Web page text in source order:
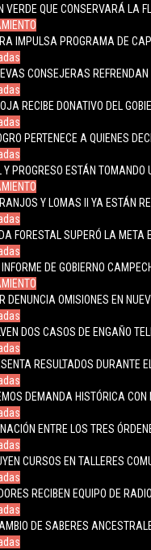
VERDE QUE CONSERVARÁ LA
IMPULSA PROGRAMA DE
CONSEJERAS
RECIBE DONATIVO DEL
PERTENECE A QUIENES
Y PROGRESO ESTÁN
Y LOMAS II YA ESTÁN
FORESTAL SUPERÓ LA META
DE GOBIERNO
DENUNCIA OMISIONES EN
DOS CASOS DE ENGAÑO
RESULTADOS DURANTE
DEMANDA HISTÓRICA
ENTRE LOS TRES
CURSOS EN TALLERES
RECIBEN EQUIPO DE
DE SABERES